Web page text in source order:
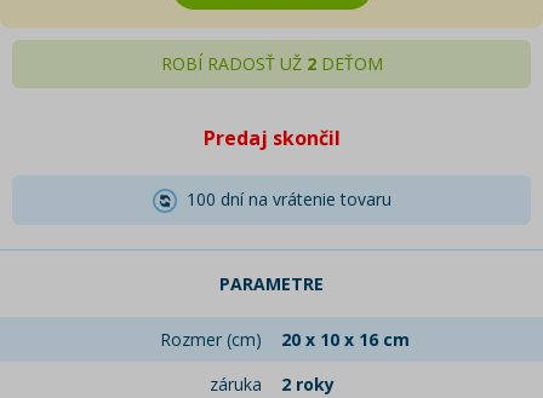
ROBÍ RADOSŤ UŽ 2DEŤOM
Predaj skončil
100 dní na vrátenie tovaru
PARAMETRE
Rozmer (cm)
20 x 10 x 16 cm
záruka
2 roky